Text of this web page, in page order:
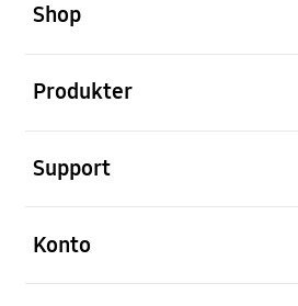
Shop
Produkter
Support
Konto